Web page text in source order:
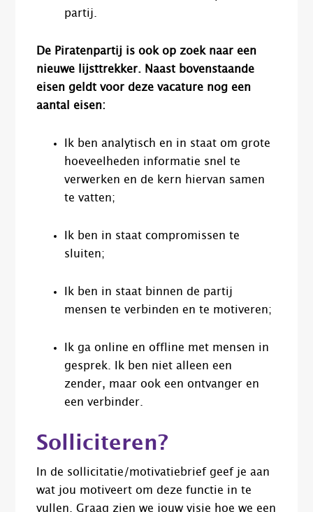
partij.
De Piratenpartij is ook op zoek naar een
nieuwe lijsttrekker. Naast bovenstaande
eisen geldt voor deze vacature nog een
aantal eisen:
Ik ben analytisch en in staat om grote
hoeveelheden informatie snel te
verwerken en de kern hiervan samen
te vatten;
Ik ben in staat compromissen te
sluiten;
Ik ben in staat binnen de partij
mensen te verbinden en te motiveren;
Ik ga online en offline met mensen in
gesprek. Ik ben niet alleen een
zender, maar ook een ontvanger en
een verbinder.
Solliciteren?
In de sollicitatie/motivatiebrief geef je aan
wat jou motiveert om deze functie in te
vullen. Graag zien we jouw visie hoe we een